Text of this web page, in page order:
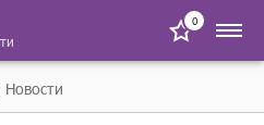
0
Новости